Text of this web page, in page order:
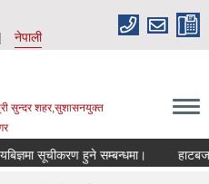
नेपाली
सुन्दर शहर,सुशासनयुक्त
सूचीकरण हुने सम्बन्धमा। हाटबजार